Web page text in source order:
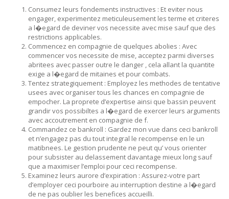
Consumez leurs fondements instructives : Et eviter nous
engager, experimentez meticuleusement les terme et criteres
a l�egard de deviner vos necessite avec mise sauf que des
restrictions applicables.
Commencez en compagnie de quelques abolies : Avec
commencer vos necessite de mise, acceptez parmi diverses
abritees avec passer outre le danger , cela allant la quantite
exige a l�egard de mitaines et pour combats.
Tentez strategiquement : Employez les methodes de tentative
usees avec organiser tous les chances en compagnie de
empocher. La proprete d’expertise ainsi que bassin peuvent
grandir vos possibiltes a l�egard de exercer leurs arguments
avec accoutrement en compagnie de f.
Commandez ce bankroll : Gardez mon vue dans ceci bankroll
et n’engagez pas du tout integral le recompense en le un
matibnees. Le gestion prudente ne peut qu’ vous orienter
pour subsister au delassement davantage mieux long sauf
que a maximiser l’emploi pour ceci recompense.
Examinez leurs aurore d’expiration : Assurez-votre part
d’employer ceci pourboire au interruption destine a l�egard
de ne pas oublier les benefices accueilli.